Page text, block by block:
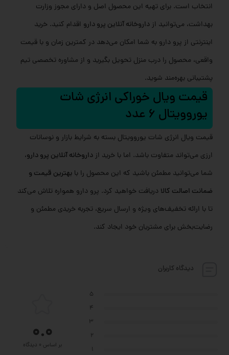
انتخاب است. برای تهیه این محصول اصل و دارای مجوز وزارت
بهداشت، می‌توانید ازداروخانه آنلاین پرو دارو اقدام کنید. خرید
اینترنتی از پرو دارو به شما امکان می‌دهد در کمترین زمان و با قیمت
واقعی، محصول را درب منزل تحویل بگیرید و از مشاوره تخصصی تیم
پشتیبانی بهره‌مند شوید.
قیمت ویال خوراکی انرژی شات
یوروویتال 6 عدد
قیمت ویال انرژی شات یوروویتال بسته به شرایط بازار و نوسانات
ارزی می‌تواند متفاوت باشد. اما با خرید ازداروخانه آنلاین پرو دارو،
شما می‌توانید مطمئن باشید که این محصول را با بهترین قیمت و
ضمانت اصالت کالا دریافت خواهید کرد. پرو دارو همواره تلاش می‌کند
تا با ارائه تخفیف‌های ویژه و ارسال سریع، تجربه خریدی مطمئن و
رضایت‌بخش برای مشتریان خود ایجاد کند.
دیدگاه کاربران
5
4
3
2
1
0.0
بر اساس 0 دیدگاه